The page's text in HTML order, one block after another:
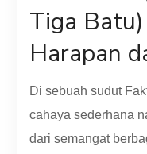
Tiga
Harapan
Di sebuah sudut
cahaya sederhana
dari semangat